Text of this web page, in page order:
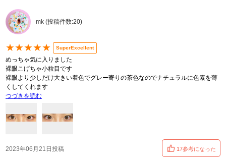
mk (投稿件数:20)
★★★★★ SuperExcellent
めっちゃ気に入りました
裸眼こげちゃ小粒目です
裸眼より少しだけ大きい着色でグレー寄りの茶色なのでナチュラルに色素を薄
くしてくれます
つづきを読む
2023年06月21日投稿 17参考になった